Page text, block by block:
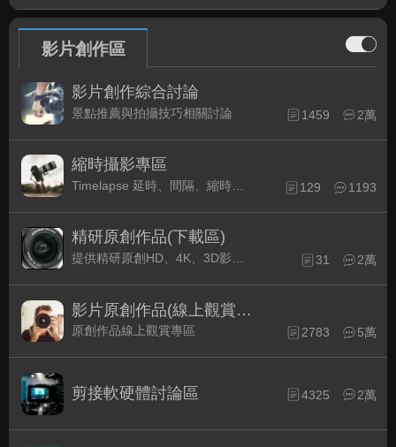
影片創作區
影片創作綜合討論
景點推薦與拍攝技巧相關討論 1459 2萬
縮時攝影專區
129 1193
精研原創作品(下載區)
提供精研原創HD、4K、3D影片作品下載專區 31 2萬
影片原創作品(線上觀賞區)
原創作品線上觀賞專區 2783 5萬
剪接軟硬體討論區 4325 2萬